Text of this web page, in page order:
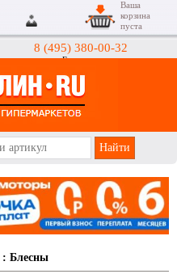
8 (495) 380-00-32
Гипермаркеты
Ваша
корзина
пуста
: Блесны